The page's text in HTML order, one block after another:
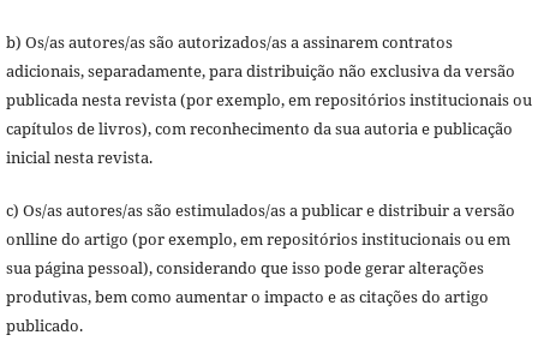
b) Os/as autores/as são autorizados/as a assinarem contratos
adicionais, separadamente, para distribuição não exclusiva da versão
publicada nesta revista (por exemplo, em repositórios institucionais ou
capítulos de livros), com reconhecimento da sua autoria e publicação
inicial nesta revista.
c) Os/as autores/as são estimulados/as a publicar e distribuir a versão
onlline do artigo (por exemplo, em repositórios institucionais ou em
sua página pessoal), considerando que isso pode gerar alterações
produtivas, bem como aumentar o impacto e as citações do artigo
publicado.